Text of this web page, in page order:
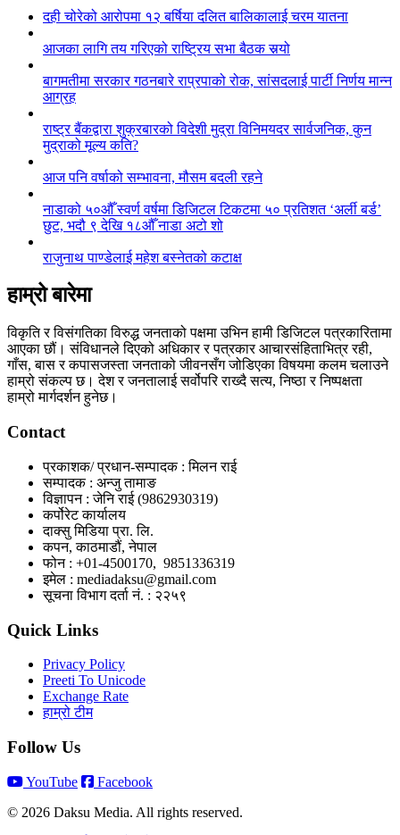
दही चोरेको आरोपमा १२ बर्षिया दलित बालिकालाई चरम यातना
आजका लागि तय गरिएको राष्ट्रिय सभा बैठक सर्‍यो
बागमतीमा सरकार गठनबारे राप्रपाको रोक, सांसदलाई पार्टी निर्णय मान्न
आग्रह
राष्ट्र बैंकद्वारा शुक्रबारको विदेशी मुद्रा विनिमयदर सार्वजनिक, कुन
मुद्राको मूल्य कति?
आज पनि वर्षाको सम्भावना, मौसम बदली रहने
नाडाको ५०औँ स्वर्ण वर्षमा डिजिटल टिकटमा ५० प्रतिशत ‘अर्ली बर्ड’
छुट, भदौ ९ देखि १८औँ नाडा अटो शो
राजुनाथ पाण्डेलाई महेश बस्नेतको कटाक्ष
हाम्रो बारेमा
विकृति र विसंगतिका विरुद्ध जनताको पक्षमा उभिन हामी डिजिटल पत्रकारितामा
आएका छौं। संविधानले दिएको अधिकार र पत्रकार आचारसंहिताभित्र रही,
गाँस, बास र कपासजस्ता जनताको जीवनसँग जोडिएका विषयमा कलम चलाउने
हाम्रो संकल्प छ। देश र जनतालाई सर्वोपरि राख्दै सत्य, निष्ठा र निष्पक्षता
हाम्रो मार्गदर्शन हुनेछ।
Contact
प्रकाशक/ प्रधान-सम्पादक : मिलन राई
सम्पादक : अन्जु तामाङ
विज्ञापन : जेनि राई (9862930319)
कर्पोरेट कार्यालय
दाक्सु मिडिया प्रा. लि.
कपन, काठमाडौं, नेपाल
फोन : +01-4500170, 9851336319
इमेल : mediadaksu@gmail.com
सूचना विभाग दर्ता नं. : २२५९
Quick Links
Privacy Policy
Preeti To Unicode
Exchange Rate
हाम्रो टीम
Follow Us
YouTube
Facebook
© 2026 Daksu Media. All rights reserved.